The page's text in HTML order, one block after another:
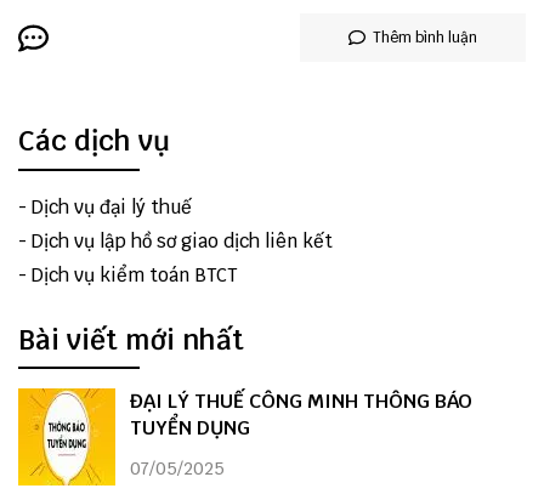
Thêm bình luận
Các dịch vụ
- Dịch vụ đại lý thuế
- Dịch vụ lập hồ sơ giao dịch liên kết
- Dịch vụ kiểm toán BTCT
Bài viết mới nhất
ĐẠI LÝ THUẾ CÔNG MINH THÔNG BÁO
TUYỂN DỤNG
07/05/2025